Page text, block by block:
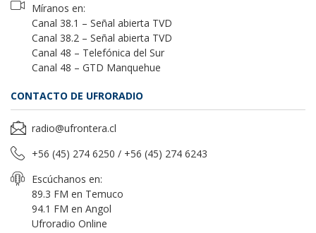
Míranos en:
Canal 38.1 – Señal abierta TVD
Canal 38.2 – Señal abierta TVD
Canal 48 – Telefónica del Sur
Canal 48 – GTD Manquehue
CONTACTO DE UFRORADIO
radio@ufrontera.cl
+56 (45) 274 6250 / +56 (45) 274 6243
Escúchanos en:
89.3 FM en Temuco
94.1 FM en Angol
Ufroradio Online